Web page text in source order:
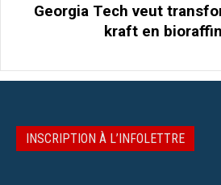
Georgia Tech veut
kraft en
INSCRIPTION À L’INFOLETTRE